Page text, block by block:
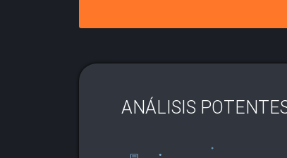
ANÁLISIS